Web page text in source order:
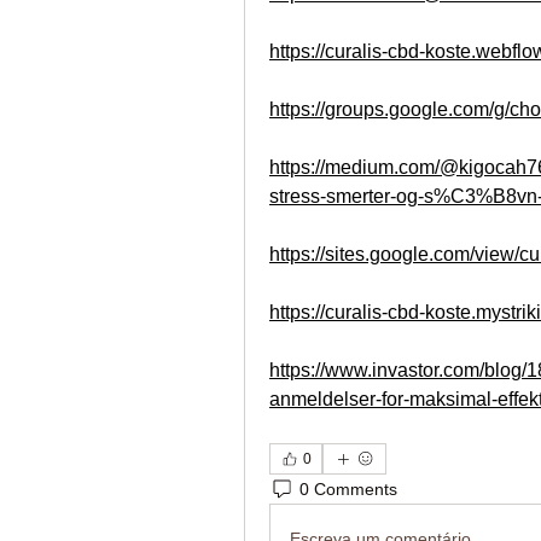
https://curalis-cbd-
https://groups.google.com/g/
https://medium.com/
stress-smerter-og-
https://sites.google.com/view/
https://curalis-cbd-
https://www.invastor.com/blog/
anmeldelser-for-maksimal-
0
0 Comments